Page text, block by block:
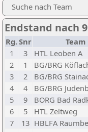
Suche nach Team
Endstand nach
Rg.Snr Team
1
3 HTL Leoben A
2
1 BG/BRG
3
2 BG/BRG
4
4 BG/BRG
5
9 BORG Bad
6
5 HTL Zeltweg
7
13 HBLFA